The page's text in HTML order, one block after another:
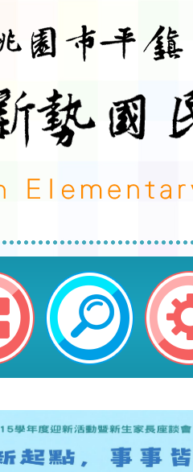
間辦理「2026年
活動(如附件)，
名參加，請查照